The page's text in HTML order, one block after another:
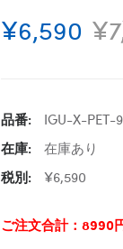
¥6,590
品番:
IGU-X-PET-
在庫:
在庫あり
税別:
¥6,590
ご注文合計：8990